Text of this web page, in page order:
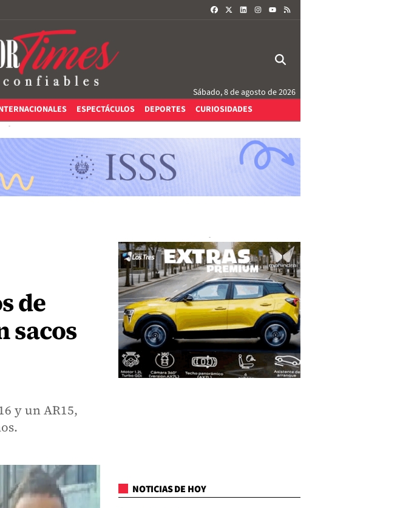
FACEBOOKLINKEDININSTAGRAM
Sábado, 8 de agosto de 2026
ESPECTÁCULOS DEPORTES CURIOSIDADES
de
sacos
y un AR15,
NOTICIAS DE HOY